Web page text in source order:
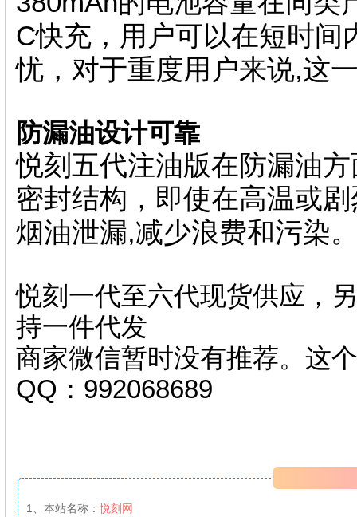
C快充，用户可以在短时间
忧，对于重度用户来说,这
防漏油设计可靠
悦刻五代注油版在防漏油
密封结构，即使在高温或
烟油泄漏,减少浪费和污染
悦刻一代至六代现货供应，
持一件代发
商家微信暂时没有推荐。这
QQ：992068689
1、本站名称：悦刻网